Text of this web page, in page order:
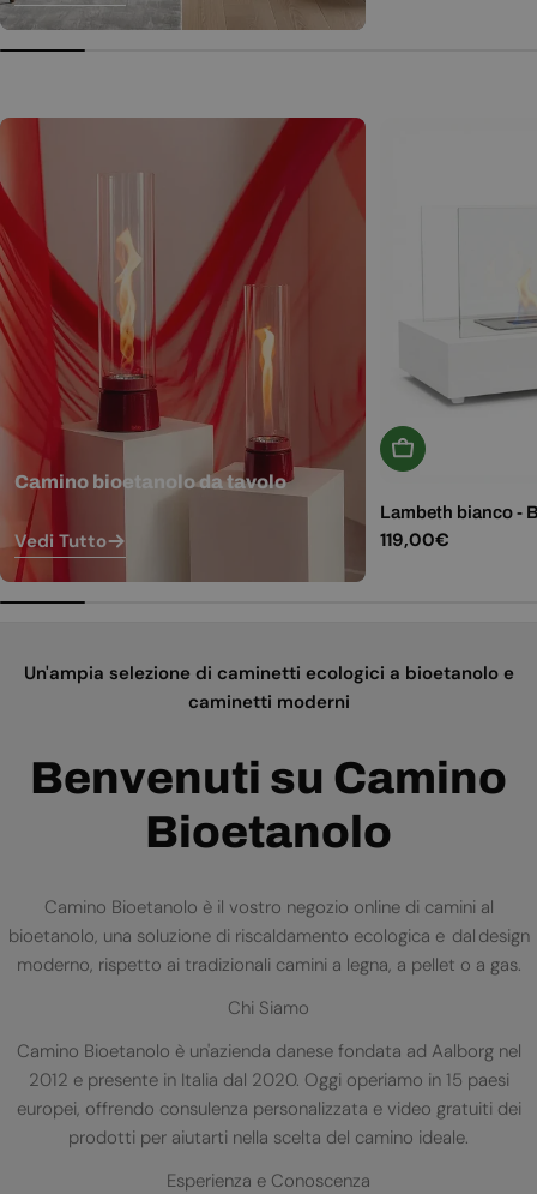
Camino bioetanolo da tavolo
Vedi Tutto
Aggiungi Al
Lambeth bianco -
Prezzo
119,00€
Un'ampia selezione di caminetti ecologici a bioetanolo e
caminetti moderni
Benvenuti su Camino
Bioetanolo
Camino Bioetanolo è il vostro negozio online di camini al
bioetanolo, una soluzione di riscaldamento ecologica e dal design
moderno, rispetto ai tradizionali camini a legna, a pellet o a gas.
Chi Siamo
Camino Bioetanolo è un'azienda danese fondata ad Aalborg nel
2012 e presente in Italia dal 2020. Oggi operiamo in 15 paesi
europei, offrendo consulenza personalizzata e video gratuiti dei
prodotti per aiutarti nella scelta del camino ideale.
Esperienza e Conoscenza